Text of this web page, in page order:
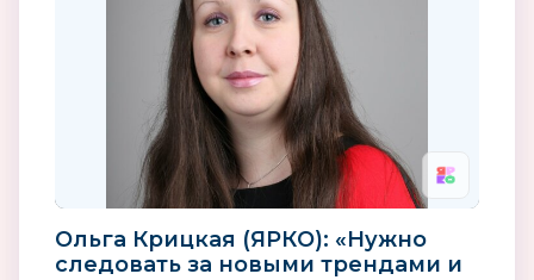
Ольга Крицкая (ЯРКО): «Нужно
следовать за новыми трендами и